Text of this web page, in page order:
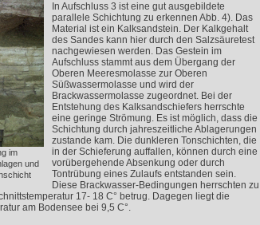
im
und
In Aufschluss 3 ist eine gut ausgebildete
parallele Schichtung zu erkennen Abb. 4). Das
Material ist ein Kalksandstein. Der Kalkgehalt
des Sandes kann hier durch den Salzsäuretest
nachgewiesen werden. Das Gestein im
Aufschluss stammt aus dem Übergang der
Oberen Meeresmolasse zur Oberen
Süßwassermolasse und wird der
Brackwassermolasse zugeordnet. Bei der
Entstehung des Kalksandschiefers herrschte
eine geringe Strömung. Es ist möglich, dass die
Schichtung durch jahreszeitliche Ablagerungen
zustande kam. Die dunkleren Tonschichten, die
in der Schieferung auffallen, können durch eine
vorübergehende Absenkung oder durch
Tontrübung eines Zulaufs entstanden sein.
Diese Brackwasser-Bedingungen herrschten zu
17- 18 C° betrug. Dagegen liegt die
am Bodensee bei 9,5 C°.